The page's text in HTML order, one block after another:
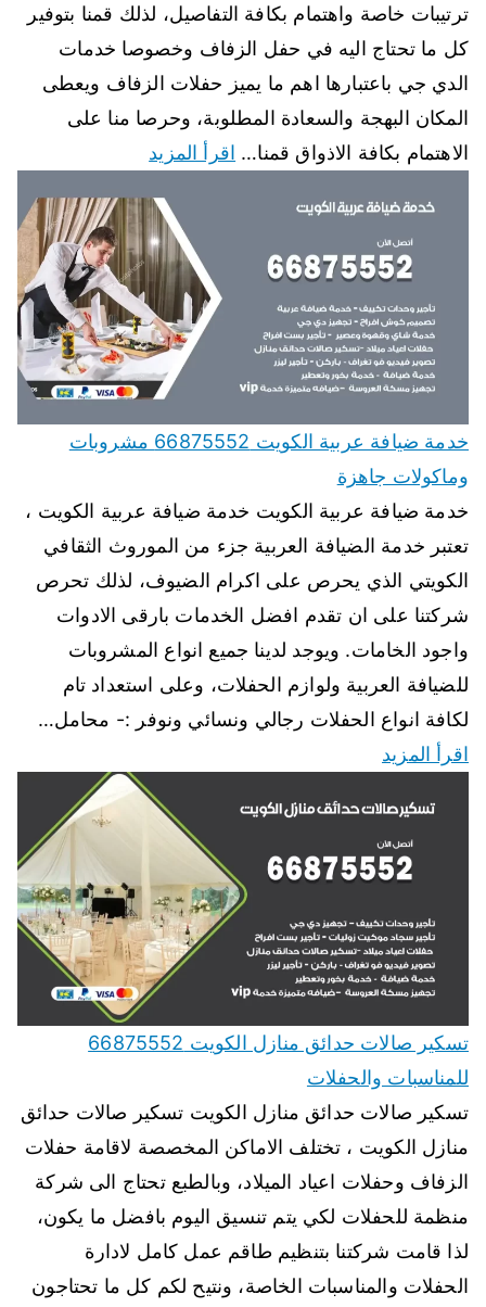
ترتيبات خاصة واهتمام بكافة التفاصيل، لذلك قمنا بتوفير
كل ما تحتاج اليه في حفل الزفاف وخصوصا خدمات
الدي جي باعتبارها اهم ما يميز حفلات الزفاف ويعطى
المكان البهجة والسعادة المطلوبة، وحرصا منا على
الاهتمام بكافة الاذواق قمنا… اقرأ المزيد
خدمة ضيافة عربية الكويت 66875552 مشروبات
وماكولات جاهزة
خدمة ضيافة عربية الكويت خدمة ضيافة عربية الكويت ،
تعتبر خدمة الضيافة العربية جزء من الموروث الثقافي
الكويتي الذي يحرص على اكرام الضيوف، لذلك تحرص
شركتنا على ان تقدم افضل الخدمات بارقى الادوات
واجود الخامات. ويوجد لدينا جميع انواع المشروبات
للضيافة العربية ولوازم الحفلات، وعلى استعداد تام
لكافة انواع الحفلات رجالي ونسائي ونوفر :- محامل…
اقرأ المزيد
تسكير صالات حدائق منازل الكويت 66875552
للمناسبات والحفلات
تسكير صالات حدائق منازل الكويت تسكير صالات حدائق
منازل الكويت ، تختلف الاماكن المخصصة لاقامة حفلات
الزفاف وحفلات اعياد الميلاد، وبالطبع تحتاج الى شركة
منظمة للحفلات لكي يتم تنسيق اليوم بافضل ما يكون،
لذا قامت شركتنا بتنظيم طاقم عمل كامل لادارة
الحفلات والمناسبات الخاصة، ونتيح لكم كل ما تحتاجون